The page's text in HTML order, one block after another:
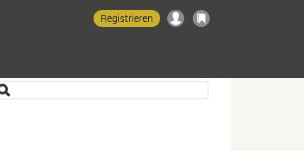
Registrieren